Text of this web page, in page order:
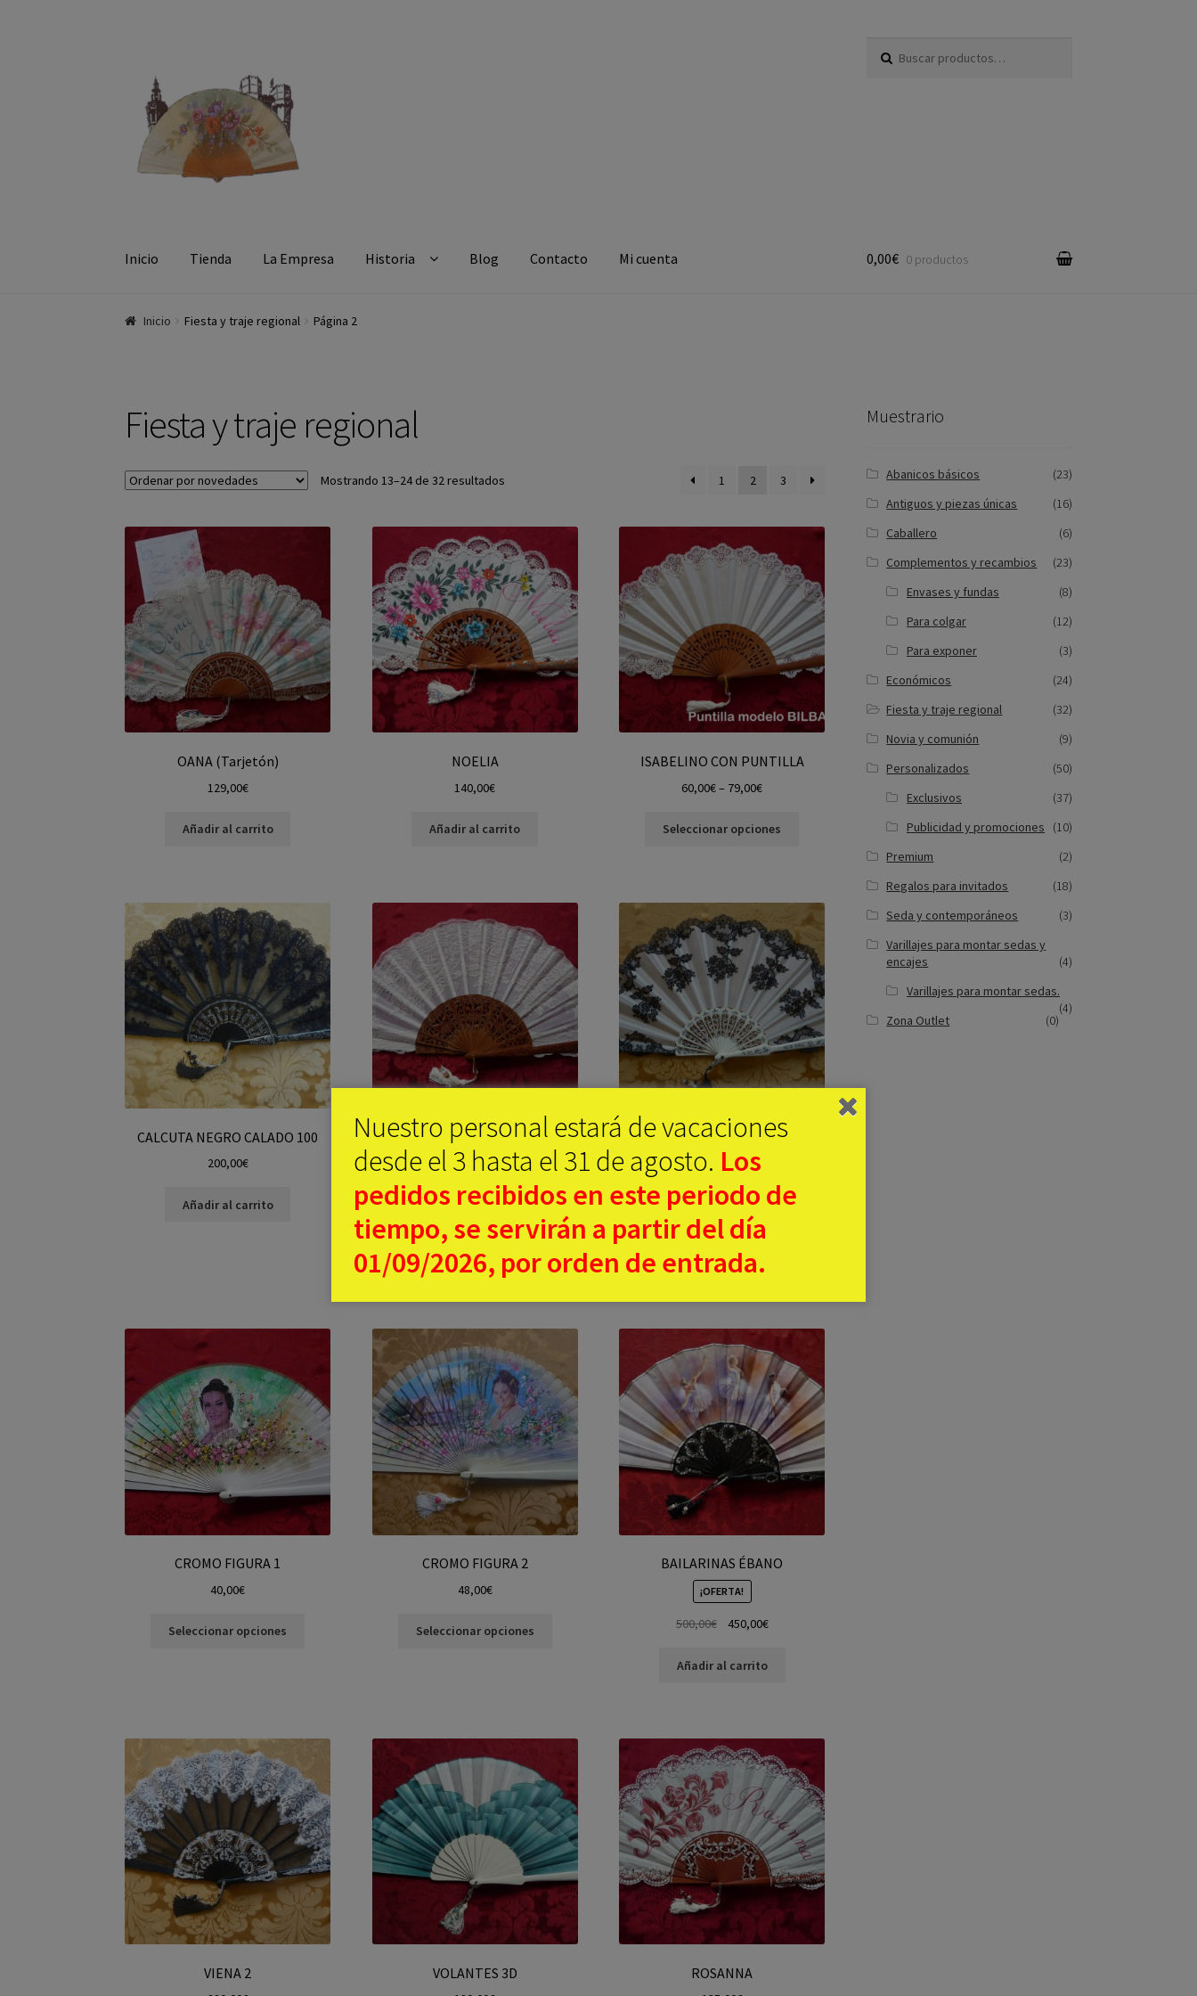
Inicio Tienda La Empresa Historia Blog Contacto Mi cuenta 0,00€ 0 productos
Inicio Fiesta y traje regional Página 2
Fiesta y traje regional
Mostrando 13–24 de 32 resultados 1 2 3
OANA (Tarjetón)
129,00€
Añadir al carrito
NOELIA
140,00€
Añadir al carrito
ISABELINO CON PUNTILLA
60,00€– 79,00€
Seleccionar opciones
CALCUTA NEGRO CALADO 100
200,00€
Añadir al carrito
CHANTILLY BLANCO Y
MASSARANDUBA
Leer más
CHANTILLY BLACK & WHITE
250,00€
Añadir al carrito
CROMO FIGURA 1
40,00€
Seleccionar opciones
CROMO FIGURA 2
48,00€
Seleccionar opciones
BAILARINAS ÉBANO
¡OFERTA!
500,00€ 450,00€
Añadir al carrito
VIENA 2 VOLANTES 3D ROSANNA
Muestrario
Abanicos básicos
(23)
Antiguos y piezas únicas
(16)
Caballero
(6)
Complementos y recambios
(23)
Envases y fundas
(8)
Para colgar
(12)
Para exponer
(3)
Económicos
(24)
Fiesta y traje regional
(32)
Novia y comunión
(9)
Personalizados
(50)
Exclusivos
(37)
Publicidad y promociones
(10)
Premium
(2)
Regalos para invitados
(18)
Seda y contemporáneos
(3)
Varillajes para montar sedas y
encajes
(4)
Varillajes para montar sedas.
(4)
Zona Outlet (0)
Nuestro personal estará de vacaciones
desde el 3 hasta el 31 de agosto. Los
pedidos recibidos en este periodo de
tiempo, se servirán a partir del día
01/09/2026, por orden de entrada.